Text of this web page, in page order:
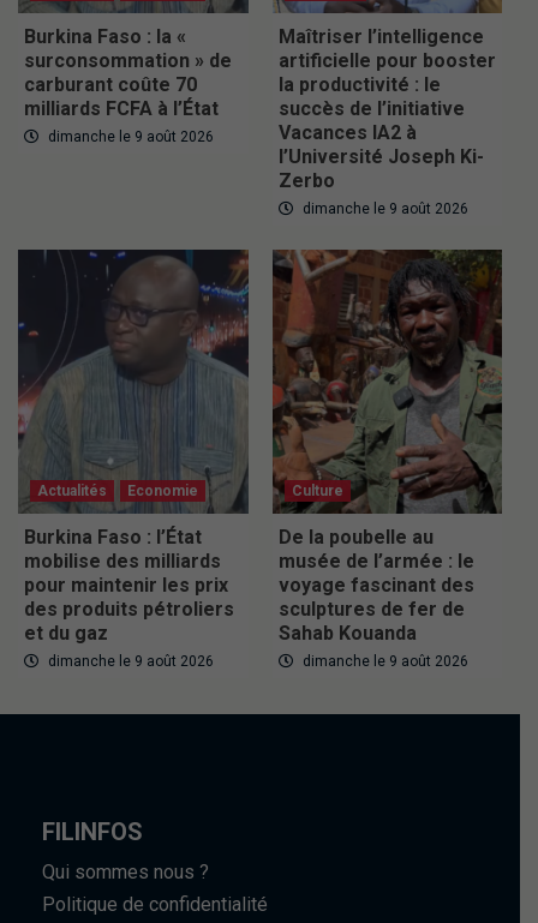
Burkina Faso : la «
surconsommation » de
carburant coûte 70
milliards FCFA à l’État
dimanche le 9 août 2026
Maîtriser l’intelligence
artificielle pour booster
la productivité : le
succès de l’initiative
Vacances IA2 à
l’Université Joseph Ki-
Zerbo
dimanche le 9 août 2026
Actualités Economie
Burkina Faso : l’État
mobilise des milliards
pour maintenir les prix
des produits pétroliers
et du gaz
dimanche le 9 août 2026
Culture
De la poubelle au
musée de l’armée : le
voyage fascinant des
sculptures de fer de
Sahab Kouanda
dimanche le 9 août 2026
FILINFOS
Qui sommes nous ?
Politique de confidentialité